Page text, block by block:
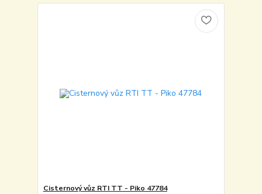
Cisternový vůz RTI TT - Piko 47784